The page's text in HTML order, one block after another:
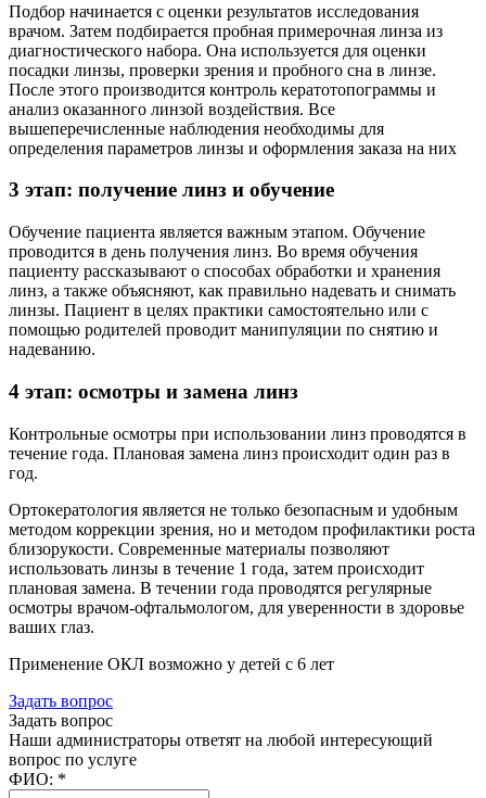
Подбор начинается с оценки результатов исследования
врачом. Затем подбирается пробная примерочная линза из
диагностического набора. Она используется для оценки
посадки линзы, проверки зрения и пробного сна в линзе.
После этого производится контроль кератотопограммы и
анализ оказанного линзой воздействия. Все
вышеперечисленные наблюдения необходимы для
определения параметров линзы и оформления заказа на них
3 этап: получение линз и обучение
Обучение пациента является важным этапом. Обучение
проводится в день получения линз. Во время обучения
пациенту рассказывают о способах обработки и хранения
линз, а также объясняют, как правильно надевать и снимать
линзы. Пациент в целях практики самостоятельно или с
помощью родителей проводит манипуляции по снятию и
надеванию.
4 этап: осмотры и замена линз
Контрольные осмотры при использовании линз проводятся в
течение года. Плановая замена линз происходит один раз в
год.
Ортокератология является не только безопасным и удобным
методом коррекции зрения, но и методом профилактики роста
близорукости. Современные материалы позволяют
использовать линзы в течение 1 года, затем происходит
плановая замена. В течении года проводятся регулярные
осмотры врачом-офтальмологом, для уверенности в здоровье
ваших глаз.
Применение ОКЛ возможно у детей с 6 лет
Задать вопрос
Задать вопрос
Наши администраторы ответят на любой интересующий
вопрос по услуге
ФИО: *